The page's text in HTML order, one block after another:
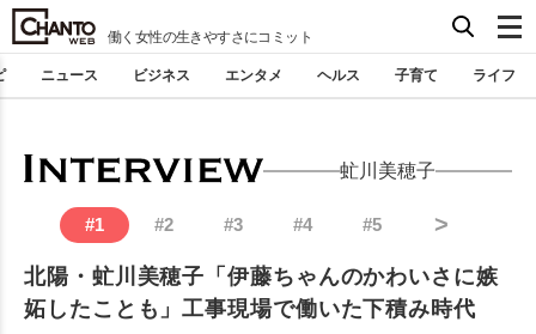
働く女性の生きやすさにコミット
ニュース ビジネス エンタメ ヘルス 子育て ライフ
虻川美穂子
#1 #2 #3 #4 #5 >
北陽・虻川美穂子「伊藤ちゃんのかわいさに嫉
妬したことも」工事現場で働いた下積み時代